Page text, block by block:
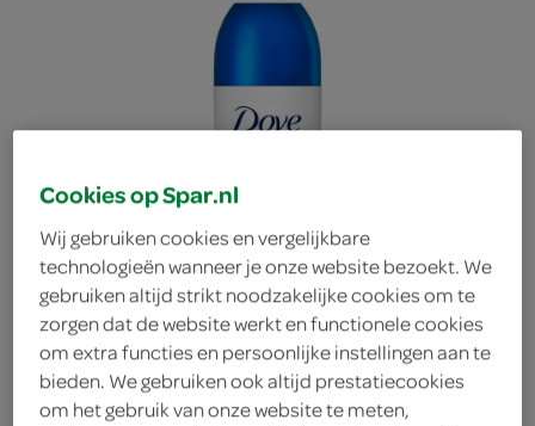
Cookies op Spar.nl
Wij gebruiken cookies en vergelijkbare
technologieën wanneer je onze website bezoekt. We
gebruiken altijd strikt noodzakelijke cookies om te
zorgen dat de website werkt en functionele cookies
om extra functies en persoonlijke instellingen aan te
bieden. We gebruiken ook altijd prestatiecookies
om het gebruik van onze website te meten,